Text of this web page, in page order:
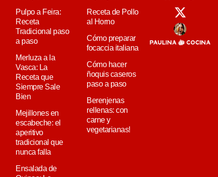
Pulpo a Feira:
Receta
Tradicional paso
a paso
Merluza a la
Vasca: La
Receta que
Siempre Sale
Bien
Mejillones en
escabeche: el
aperitivo
tradicional que
nunca falla
Ensalada de
Receta de Pollo
al Horno
Cómo preparar
focaccia italiana
Cómo hacer
ñoquis caseros
paso a paso
Berenjenas
rellenas: con
carne y
vegetarianas!